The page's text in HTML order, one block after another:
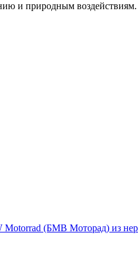
и природным воздействиям.
Motorrad (БМВ Моторад) из